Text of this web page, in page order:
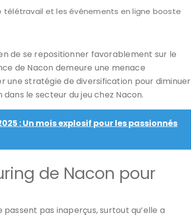
télétravail et les événements en ligne booste
de se repositionner favorablement sur le
de Nacon demeure une menace
une stratégie de diversification pour diminuer
le secteur du jeu chez Nacon.
: Un mois explosif pour les passionnés
de Nacon pour
pas inaperçus, surtout qu’elle a